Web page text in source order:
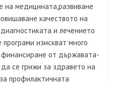
на медицината,развиване
качеството на
и лечението
изискват много
от държавата-
се грижи за здравето на
профилактичната